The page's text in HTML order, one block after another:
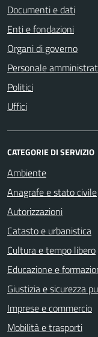
Documenti e dati
Enti e fondazioni
Organi di governo
Personale
Politici
Uffici
CATEGORIE DI SERVIZIO
Ambiente
Anagrafe e stato civile
Autorizzazioni
Catasto e urbanistica
Cultura e tempo libero
Educazione e
Giustizia e sicurezza
Imprese e commercio
Mobilità e trasporti